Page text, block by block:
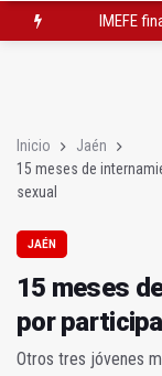
IMEFE
Inicio
Jaén
15 meses de
sexual
JAÉN
15 meses
por
Otros tres jóvenes